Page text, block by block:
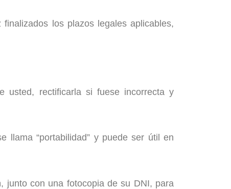
los plazos legales aplicables,
usted, rectificarla si fuese incorrecta y
llama “portabilidad” y puede ser útil en
junto con una fotocopia de su DNI, para